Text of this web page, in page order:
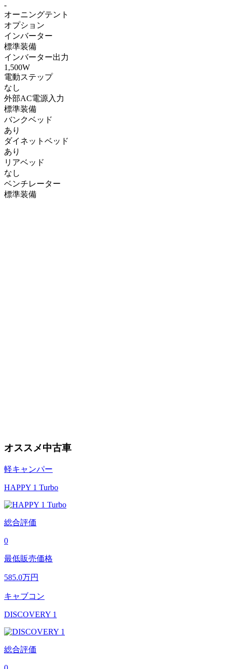
-
オーニングテント
オプション
インバーター
標準装備
インバーター出力
1,500W
電動ステップ
なし
外部AC電源入力
標準装備
バンクベッド
あり
ダイネットベッド
あり
リアベッド
なし
ベンチレーター
標準装備
オススメ中古車
軽キャンパー
HAPPY 1 Turbo
総合評価
0
最低販売価格
585.0万円
キャブコン
DISCOVERY 1
総合評価